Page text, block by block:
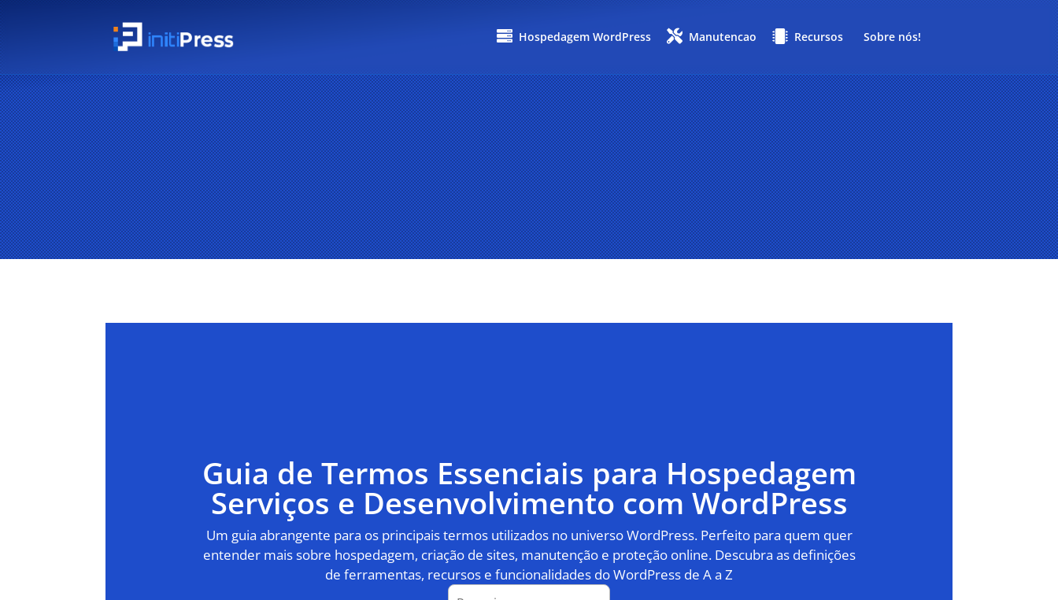
Hospedagem WordPress Manutencao Recursos Sobre nós!
Guia de Termos Essenciais para Hospedagem
Serviços e Desenvolvimento com WordPress
Um guia abrangente para os principais termos utilizados no universo WordPress. Perfeito para quem quer
entender mais sobre hospedagem, criação de sites, manutenção e proteção online. Descubra as definições
de ferramentas, recursos e funcionalidades do WordPress de A a Z